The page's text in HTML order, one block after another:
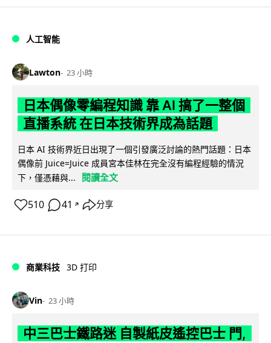
人工智能
Lawton 23 小時
日本偶像零編程知識 靠 AI 搞了一整個
直播系統 在日本技術界成為話題
日本 AI 技術界近日出現了一個引發廣泛討論的熱門話題：日本
偶像前 Juice=Juice 成員宮本佳林在完全沒有編程經驗的情況
下，僅憑藉與...
閱讀全文
510 41 ↗ 分享
商業科技 3D 打印
Vin 23 小時
中三巴士鐵路迷 自製紙皮遙控巴士 門,